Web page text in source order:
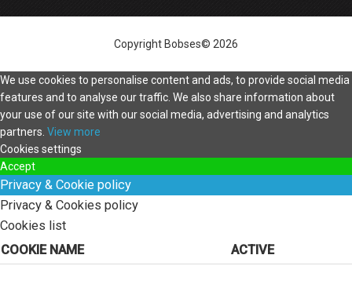
Copyright Bobses© 2026
We use cookies to personalise content and ads, to provide social media
features and to analyse our traffic. We also share information about
your use of our site with our social media, advertising and analytics
partners. View more
Cookies settings
Accept
Privacy & Cookie policy
Privacy & Cookies policy
Cookies list
COOKIE NAME
ACTIVE